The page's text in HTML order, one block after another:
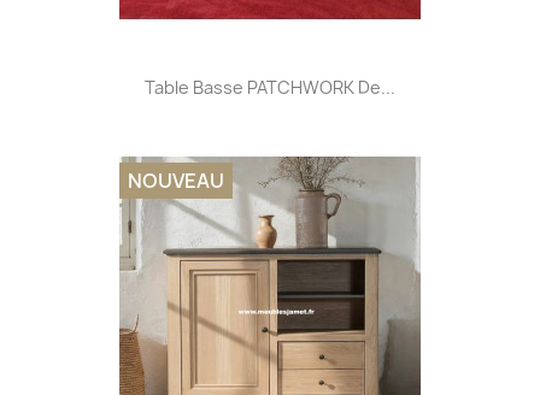
Table Basse PATCHWORK De...
NOUVEAU